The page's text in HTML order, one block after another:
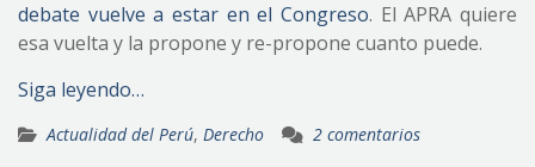
debate vuelve a estar en el Congreso. El APRA quiere
esa vuelta y la propone y re-propone cuanto puede.
Siga leyendo…
Actualidad del Perú, Derecho 2 comentarios